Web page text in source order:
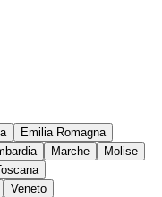
Emilia Romagna
Marche
Molise
Veneto